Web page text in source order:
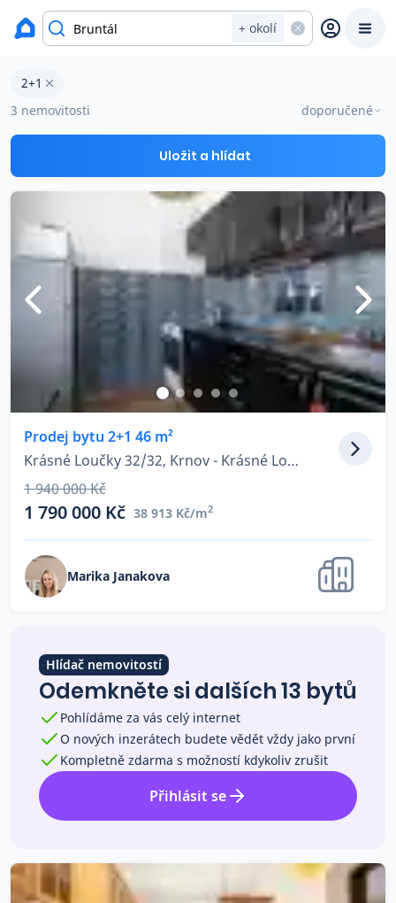
+ okolí
Prodat
Prodej s Reas.cz
Chytrý odhad ceny
Ceny prodaných nemovitostí
Okamžitý výkup
Přehled realitních makléřů
Co říkají naši zákazníci
Blog
O nás
Kariéra
Byty na prodej
Byty 2+1 na prodej v okresu Bruntál
2+1
3 nemovitosti
doporučené
Uložit a hlídat
Prodej bytu 2+1 46 m²
Krásné Loučky 32/32, Krnov - Krásné Loučky
1 940 000 Kč
1 790 000 Kč 38 913 Kč/m2
Marika Janakova
Hlídač nemovitostí
Odemkněte si dalších 13 bytů
Pohlídáme za vás celý internet
O nových inzerátech budete vědět vždy jako první
Kompletně zdarma s možností kdykoliv zrušit
Přihlásit se